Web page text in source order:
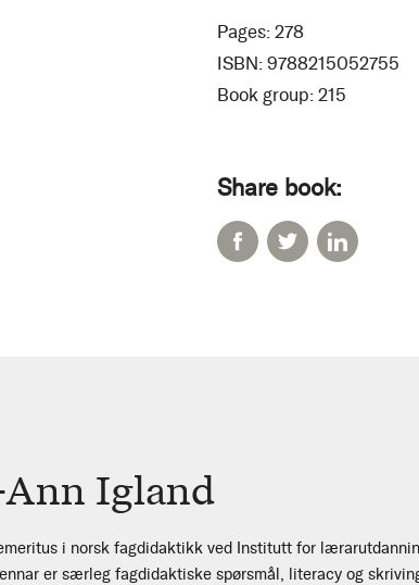
Pages: 278
ISBN: 9788215052755
Book group: 215
Share book:
Igland
i norsk fagdidaktikk ved Institutt for
er særleg fagdidaktiske spørsmål, literacy og